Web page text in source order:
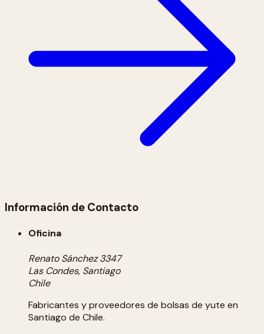
Información de Contacto
Oficina
Renato Sánchez 3347
Las Condes, Santiago
Chile
Fabricantes y proveedores de bolsas de yute en
Santiago de Chile.